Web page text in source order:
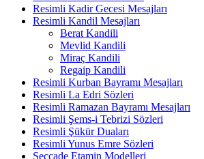
Resimli Kadir Gecesi Mesajları
Resimli Kandil Mesajları
Berat Kandili
Mevlid Kandili
Miraç Kandili
Regaip Kandili
Resimli Kurban Bayramı Mesajları
Resimli La Edri Sözleri
Resimli Ramazan Bayramı Mesajları
Resimli Şems-i Tebrizi Sözleri
Resimli Şükür Duaları
Resimli Yunus Emre Sözleri
Seccade Etamin Modelleri